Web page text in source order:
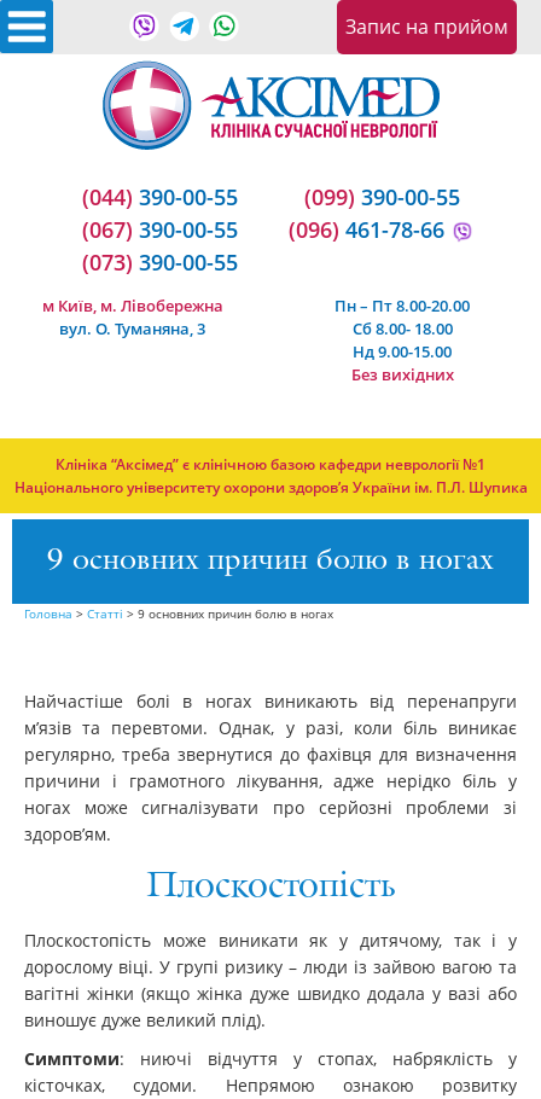
Запис на прийом
(044) 390-00-55
(067) 390-00-55
(073) 390-00-55
(099) 390-00-55
(096) 461-78-66
м Київ, м. Лівобережна
вул. О. Туманяна, 3
Пн – Пт 8.00-20.00
Сб 8.00- 18.00
Нд 9.00-15.00
Без вихідних
Клініка “Аксімед” є клінічною базою кафедри неврології №1
Національного університету охорони здоров’я України ім. П.Л. Шупика
9 основних причин болю в ногах
Головна > Статті > 9 основних причин болю в ногах
Найчастіше болі в ногах виникають від перенапруги
м’язів та перевтоми. Однак, у разі, коли біль виникає
регулярно, треба звернутися до фахівця для визначення
причини і грамотного лікування, адже нерідко біль у
ногах може сигналізувати про серйозні проблеми зі
здоров’ям.
Плоскостопість
Плоскостопість може виникати як у дитячому, так і у
дорослому віці. У групі ризику – люди із зайвою вагою та
вагітні жінки (якщо жінка дуже швидко додала у вазі або
виношує дуже великий плід).
Симптоми: ниючі відчуття у стопах, набряклість у
кісточках, судоми. Непрямою ознакою розвитку